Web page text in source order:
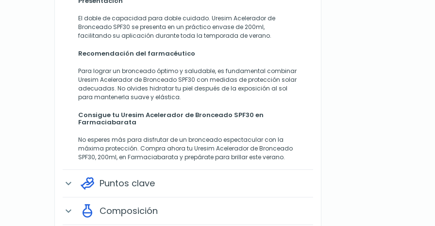
El doble de capacidad para doble cuidado. Uresim Acelerador de
Bronceado SPF30 se presenta en un práctico envase de 200ml,
facilitando su aplicación durante toda la temporada de verano.
Recomendación del farmacéutico
Para lograr un bronceado óptimo y saludable, es fundamental combinar
Uresim Acelerador de Bronceado SPF30 con medidas de protección solar
adecuadas. No olvides hidratar tu piel después de la exposición al sol
para mantenerla suave y elástica.
Consigue tu Uresim Acelerador de Bronceado SPF30 en
Farmaciabarata
No esperes más para disfrutar de un bronceado espectacular con la
máxima protección. Compra ahora tu Uresim Acelerador de Bronceado
SPF30, 200ml, en Farmaciabarata y prepárate para brillar este verano.
expand_more Puntos clave
expand_more Composición